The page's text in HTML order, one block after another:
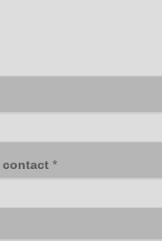
contact *